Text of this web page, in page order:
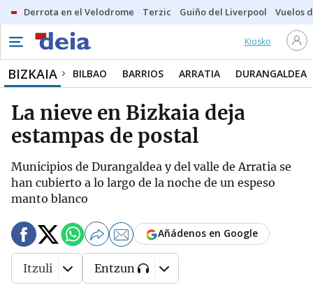
Derrota en el Velodrome Terzic Guiño del Liverpool Vuelos
Kiosko
BIZKAIA BILBAO BARRIOS ARRATIA DURANGALDEA
La nieve en Bizkaia deja
estampas de postal
Municipios de Durangaldea y del valle de Arratia se
han cubierto a lo largo de la noche de un espeso
manto blanco
Añádenos en Google
Itzuli Entzun